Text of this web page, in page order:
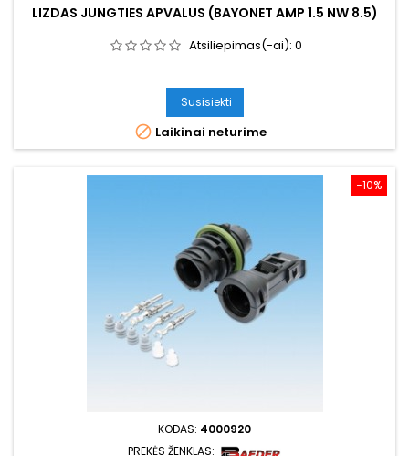
LIZDAS JUNGTIES APVALUS (BAYONET AMP 1.5 NW 8.5)
Atsiliepimas(-ai): 0
Susisiekti
 Laikinai neturime
−10%
KODAS: 4000920
PREKĖS ŽENKLAS: